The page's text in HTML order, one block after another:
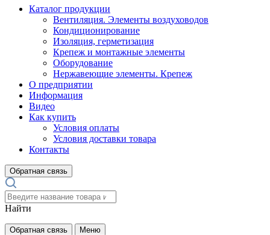
Каталог продукции
Вентиляция. Элементы воздуховодов
Кондиционирование
Изоляция, герметизация
Крепеж и монтажные элементы
Оборудование
Нержавеющие элементы. Крепеж
О предприятии
Информация
Видео
Как купить
Условия оплаты
Условия доставки товара
Контакты
Обратная связь
Найти
Обратная связь Меню